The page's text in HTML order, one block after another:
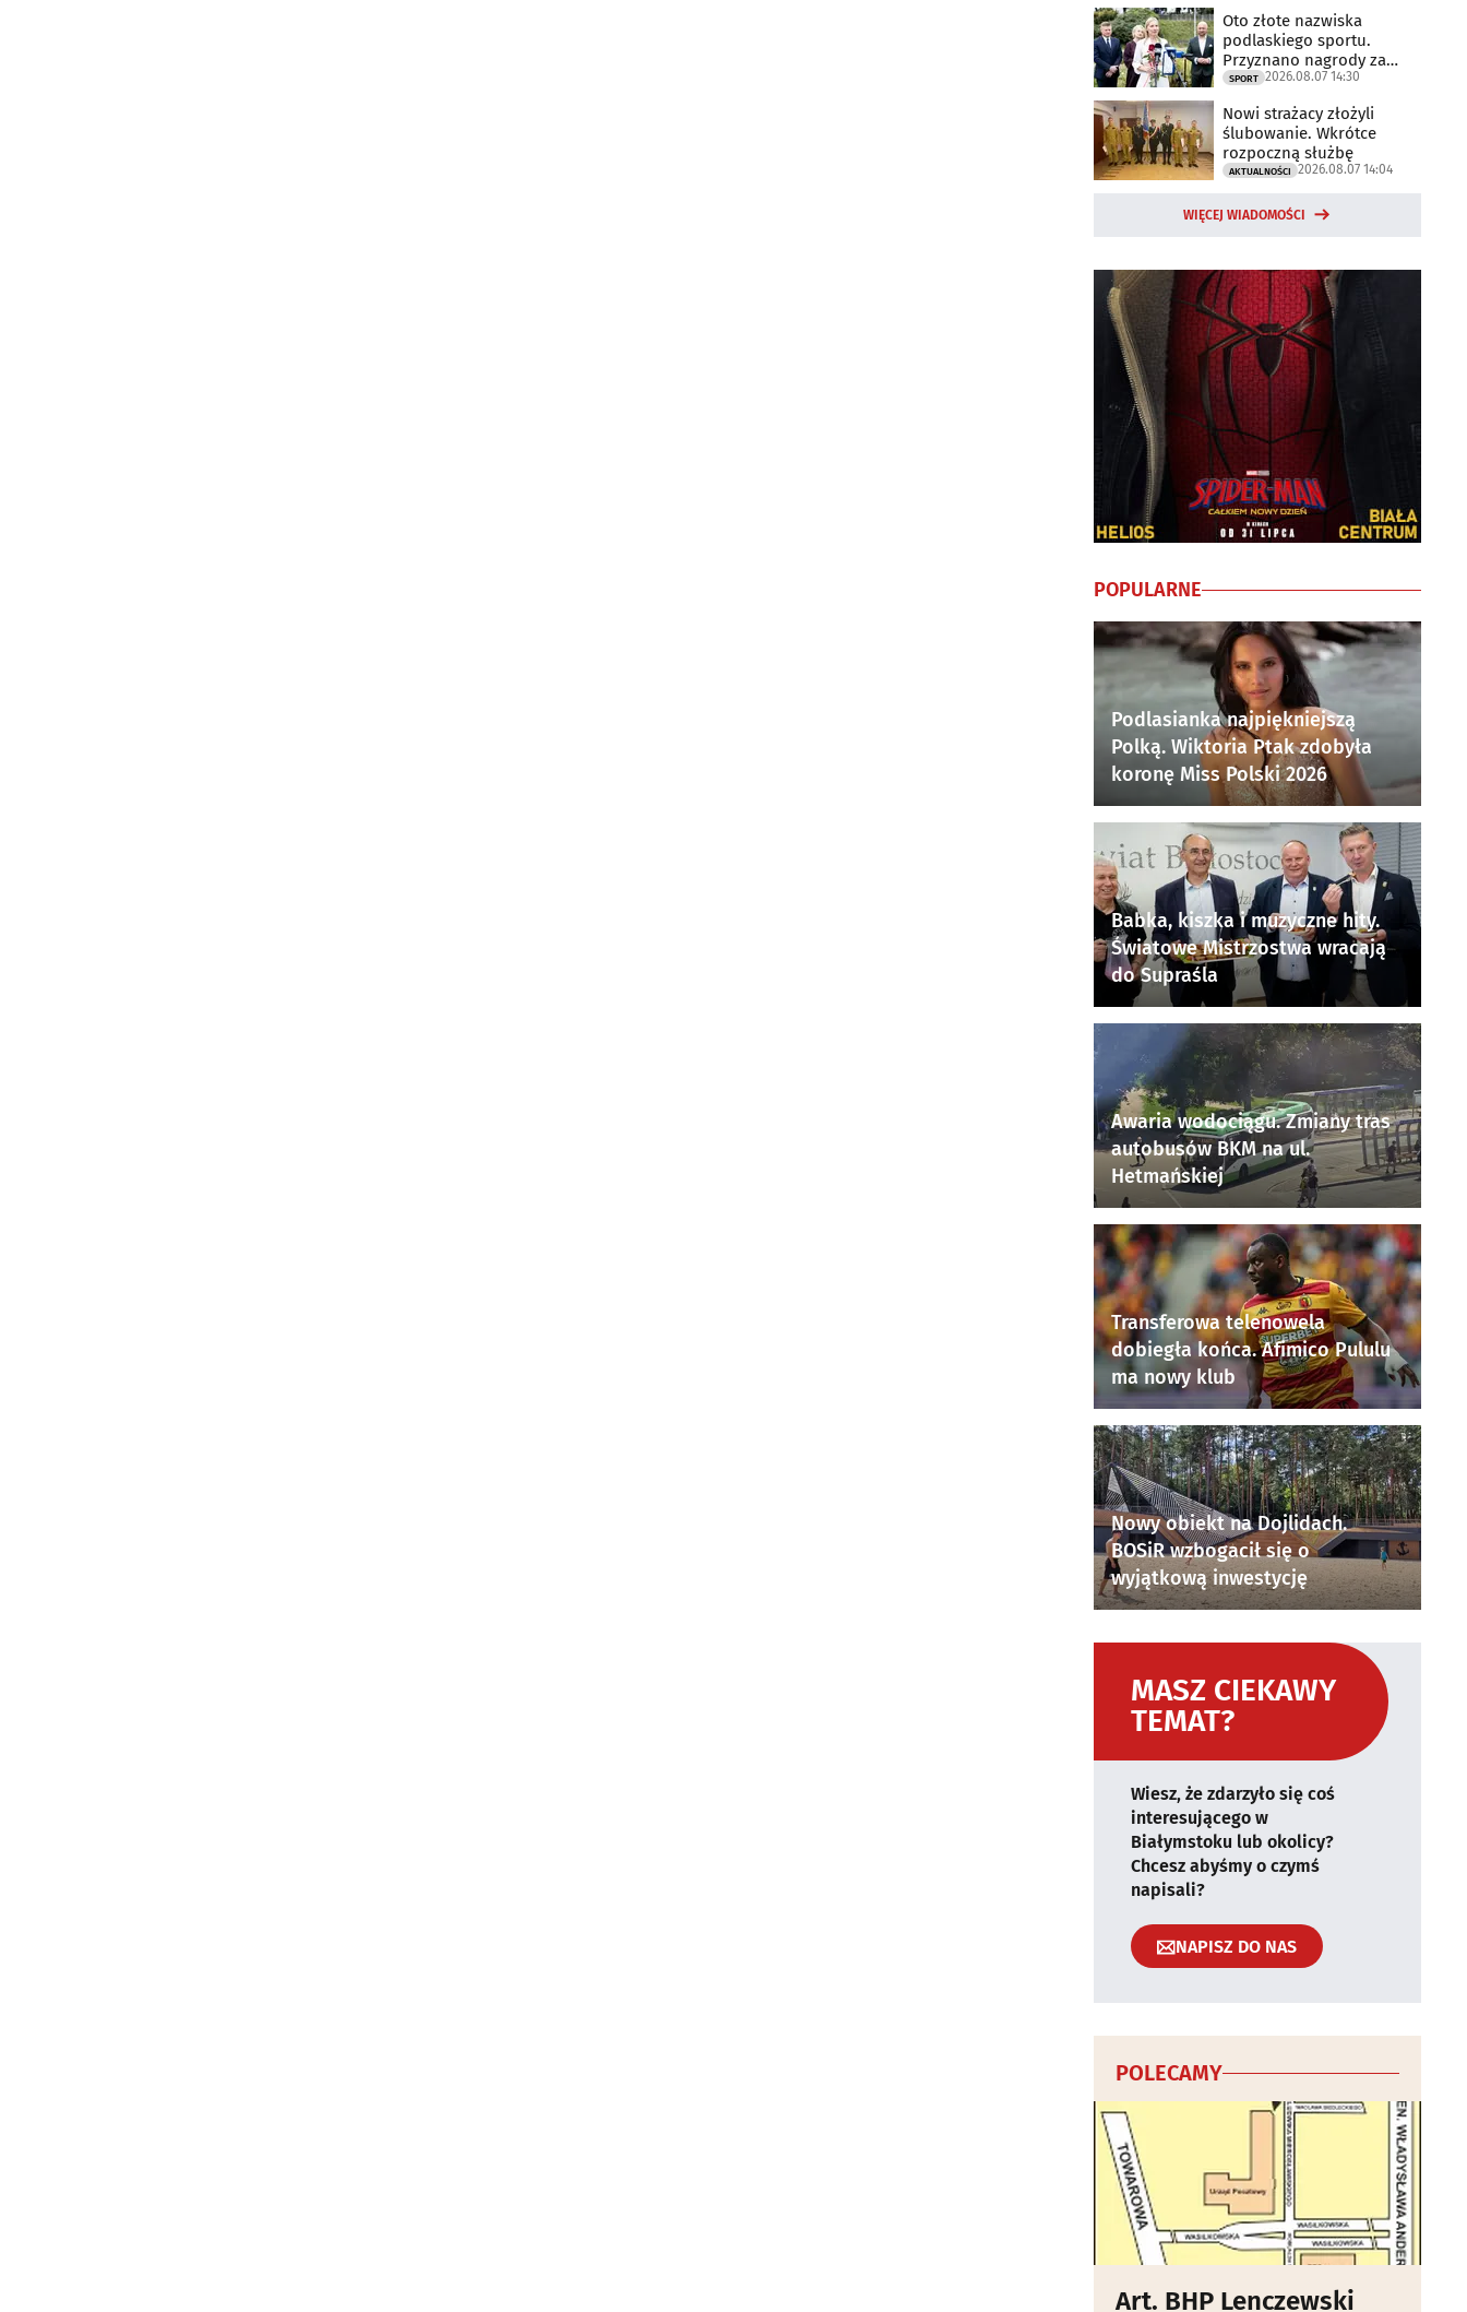
Oto złote nazwiska
podlaskiego sportu.
Przyznano nagrody za
2025 rok
SPORT 2026.08.07 14:30
Nowi strażacy złożyli
ślubowanie. Wkrótce
rozpoczną służbę
AKTUALNOŚCI 2026.08.07 14:04
WIĘCEJ WIADOMOŚCI
POPULARNE
Podlasianka najpiękniejszą
Polką. Wiktoria Ptak zdobyła
koronę Miss Polski 2026
Babka, kiszka i muzyczne hity.
Światowe Mistrzostwa wracają
do Supraśla
Awaria wodociągu. Zmiany tras
autobusów BKM na ul.
Hetmańskiej
Transferowa telenowela
dobiegła końca. Afimico Pululu
ma nowy klub
Nowy obiekt na Dojlidach.
BOSiR wzbogacił się o
wyjątkową inwestycję
MASZ CIEKAWY
TEMAT?
Wiesz, że zdarzyło się coś
interesującego w
Białymstoku lub okolicy?
Chcesz abyśmy o czymś
napisali?
NAPISZ DO NAS
POLECAMY
Art. BHP Lenczewski